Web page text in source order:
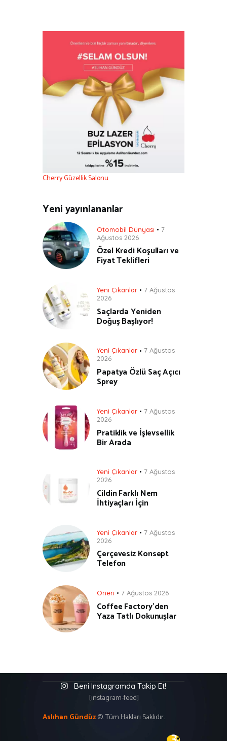
Cherry Güzellik Salonu
Yeni yayınlananlar
Otomobil Dünyası
7
Ağustos 2026
Özel Kredi Koşulları ve
Fiyat Teklifleri
Yeni Çıkanlar
7 Ağustos
2026
Saçlarda Yeniden
Doğuş Başlıyor!
Yeni Çıkanlar
7 Ağustos
2026
Papatya Özlü Saç Açıcı
Sprey
Yeni Çıkanlar
7 Ağustos
2026
Pratiklik ve İşlevsellik
Bir Arada
Yeni Çıkanlar
7 Ağustos
2026
Cildin Farklı Nem
İhtiyaçları İçin
Yeni Çıkanlar
7 Ağustos
2026
Çerçevesiz Konsept
Telefon
Öneri 7 Ağustos 2026
Coffee Factory’den
Yaza Tatlı Dokunuşlar
Beni Instagramda Takip Et!
[instagram-feed]
Aslıhan Gündüz©. Tüm Hakları Saklıdır.